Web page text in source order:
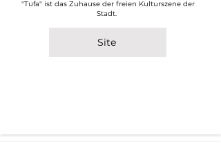
"Tufa" ist das Zuhause der freien Kulturszene der
Stadt.
Site